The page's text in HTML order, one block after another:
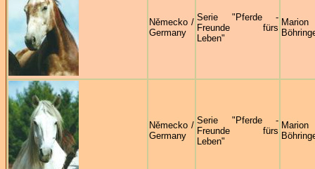
Německo /
Germany
Serie "Pferde -
Freunde fürs
Leben"
Marion
Německo /
Germany
Serie "Pferde -
Freunde fürs
Leben"
Marion